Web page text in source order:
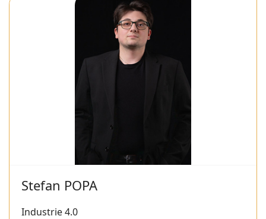
Stefan POPA
Industrie 4.0